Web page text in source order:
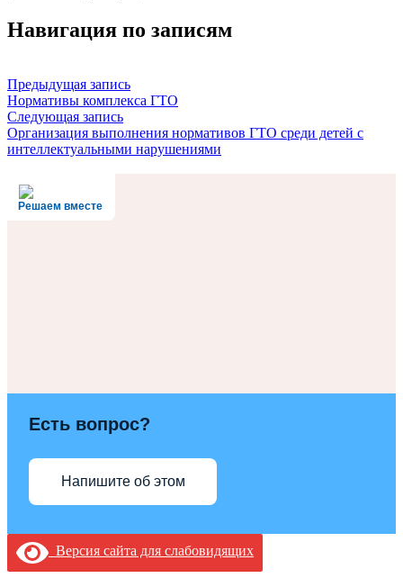
Навигация по записям
Предыдущая запись
Нормативы комплекса ГТО
Следующая запись
Организация выполнения нормативов ГТО среди детей с
интеллектуальными нарушениями
Решаем вместе
Есть вопрос?
Напишите об этом
Версия сайта для слабовидящих